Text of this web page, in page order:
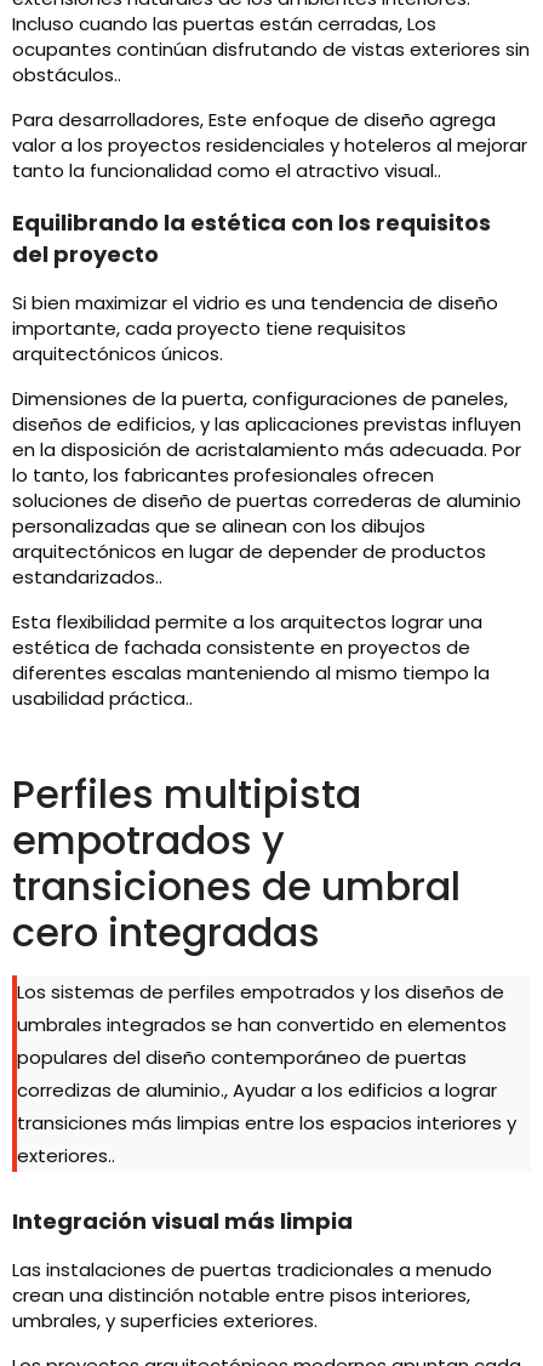
Incluso cuando las puertas están cerradas, Los
ocupantes continúan disfrutando de vistas exteriores sin
obstáculos..
Para desarrolladores, Este enfoque de diseño agrega
valor a los proyectos residenciales y hoteleros al mejorar
tanto la funcionalidad como el atractivo visual..
Equilibrando la estética con los requisitos
del proyecto
Si bien maximizar el vidrio es una tendencia de diseño
importante, cada proyecto tiene requisitos
arquitectónicos únicos.
Dimensiones de la puerta, configuraciones de paneles,
diseños de edificios, y las aplicaciones previstas influyen
en la disposición de acristalamiento más adecuada. Por
lo tanto, los fabricantes profesionales ofrecen
soluciones de diseño de puertas correderas de aluminio
personalizadas que se alinean con los dibujos
arquitectónicos en lugar de depender de productos
estandarizados..
Esta flexibilidad permite a los arquitectos lograr una
estética de fachada consistente en proyectos de
diferentes escalas manteniendo al mismo tiempo la
usabilidad práctica..
Perfiles multipista
empotrados y
transiciones de umbral
cero integradas
Los sistemas de perfiles empotrados y los diseños de
umbrales integrados se han convertido en elementos
populares del diseño contemporáneo de puertas
corredizas de aluminio., Ayudar a los edificios a lograr
transiciones más limpias entre los espacios interiores y
exteriores..
Integración visual más limpia
Las instalaciones de puertas tradicionales a menudo
crean una distinción notable entre pisos interiores,
umbrales, y superficies exteriores.